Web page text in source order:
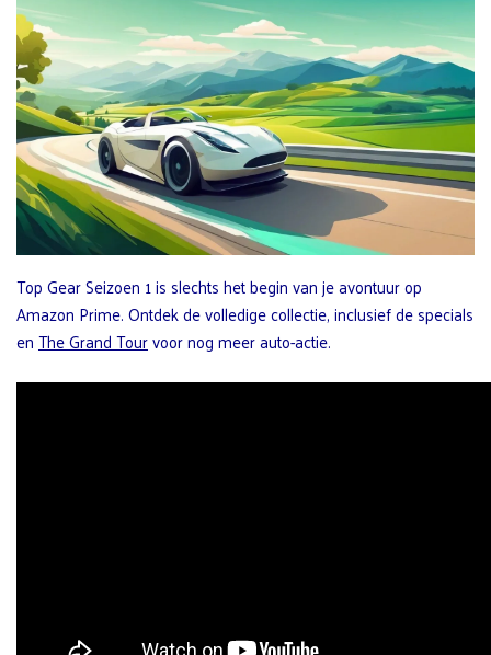
Top Gear Seizoen 1 is slechts het begin van je avontuur op
Amazon Prime. Ontdek de volledige collectie, inclusief de specials
enThe Grand Tourvoor nog meer auto-actie.